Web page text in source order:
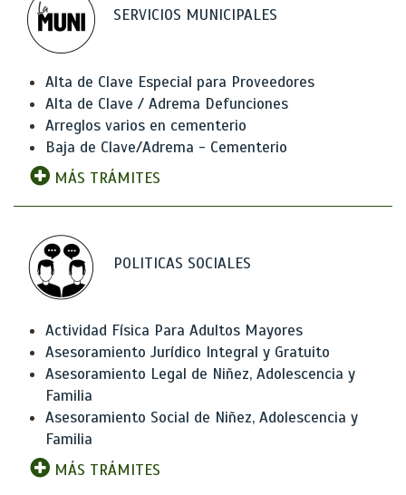
SERVICIOS MUNICIPALES
Alta de Clave Especial para Proveedores
Alta de Clave / Adrema Defunciones
Arreglos varios en cementerio
Baja de Clave/Adrema - Cementerio
MÁS TRÁMITES
POLITICAS SOCIALES
Actividad Física Para Adultos Mayores
Asesoramiento Jurídico Integral y Gratuito
Asesoramiento Legal de Niñez, Adolescencia y
Familia
Asesoramiento Social de Niñez, Adolescencia y
Familia
MÁS TRÁMITES